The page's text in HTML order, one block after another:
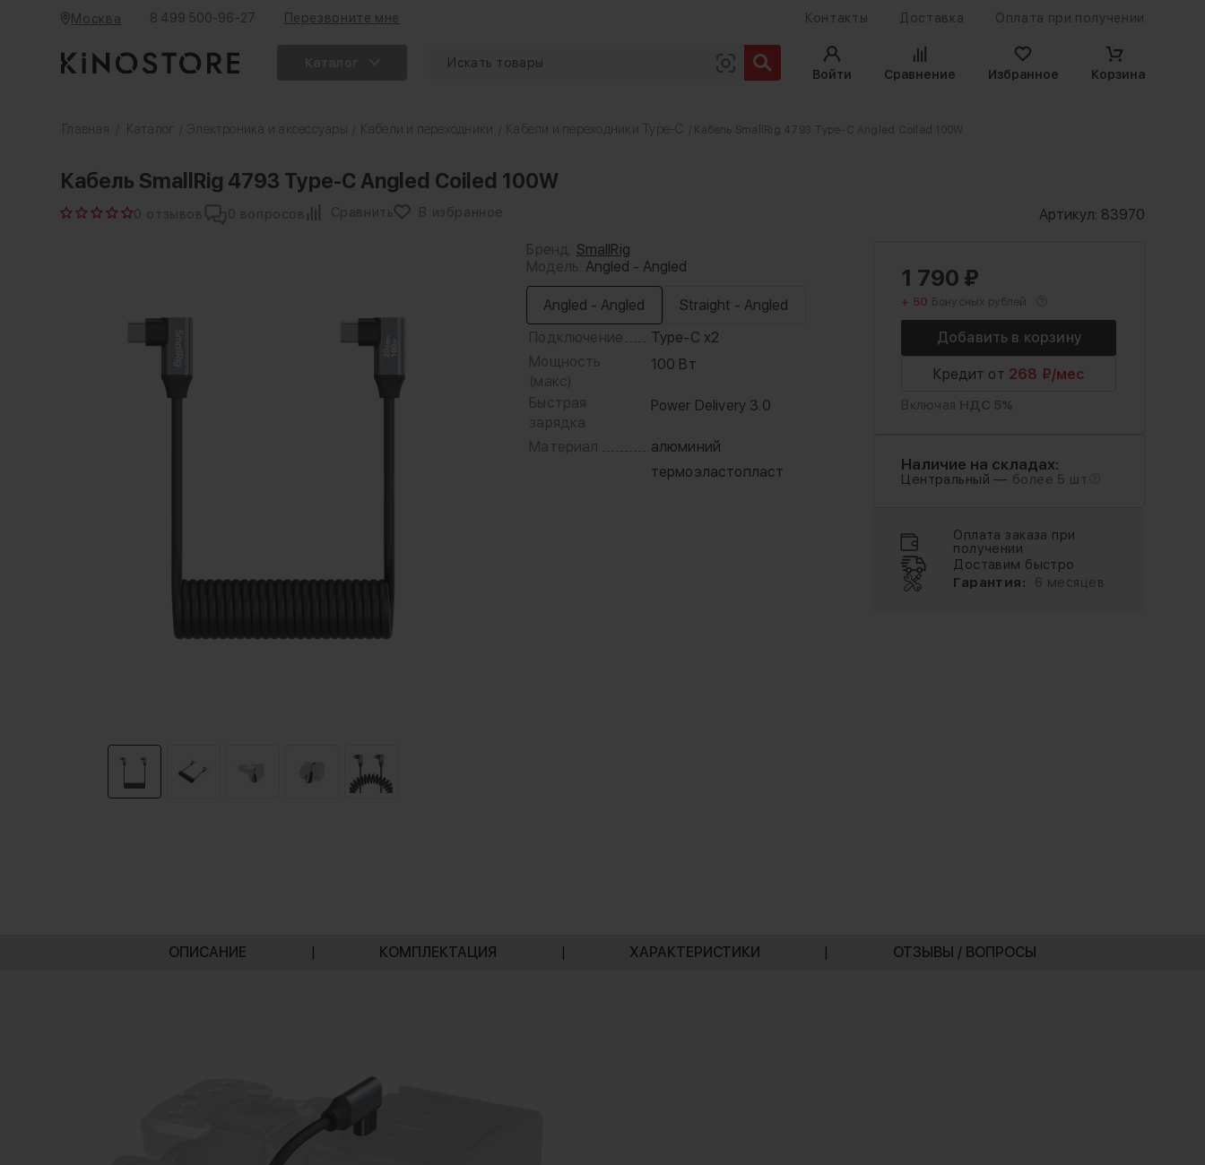
Москва 8 499 500-96-27 Перезвоните мне Контакты Доставка Оплата при получении
Войти
Сравнение Избранное Корзина
Главная Каталог Электроника и аксессуары Кабели и переходники Кабели и переходники Type-C / Кабель SmallRig 4793 Type-C Angled Coiled 100W
Кабель SmallRig 4793 Type-C Angled Coiled 100W
0 отзывов 0 вопросов Сравнить В избранное Артикул: 83970
Бренд: SmallRig
Модель:Angled - Angled
Angled - Angled
Straight - Angled
Подключение
Type-C x2
Мощность
(макс)
100 Вт
Быстрая
зарядка
Power Delivery 3.0
Материал
алюминий
термоэластопласт
1 790 ₽
+ 50 Бонусных рублей
Кредит от 268 ₽/мес
Включая НДС 5%
Наличие на складах:
Центральный — более 5 шт.
Оплата заказа при
получении
Доставим быстро
Гарантия:
6 месяцев
ОПИСАНИЕ | КОМПЛЕКТАЦИЯ | ХАРАКТЕРИСТИКИ | ОТЗЫВЫ / ВОПРОСЫ